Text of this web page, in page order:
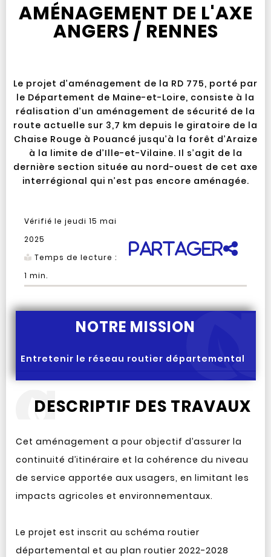
AMÉNAGEMENT DE L'AXE
ANGERS / RENNES
Le projet d’aménagement de la RD 775, porté par
le Département de Maine-et-Loire, consiste à la
réalisation d’un aménagement de sécurité de la
route actuelle sur 3,7 km depuis le giratoire de la
Chaise Rouge à Pouancé jusqu’à la forêt d’Araize
à la limite de d’Ille-et-Vilaine. Il s’agit de la
dernière section située au nord-ouest de cet axe
interrégional qui n’est pas encore aménagée.
Vérifié le jeudi 15 mai
2025
Temps de lecture :
1 min.
Partager
NOTRE MISSION
Entretenir le réseau routier départemental
DESCRIPTIF DES TRAVAUX
Cet aménagement a pour objectif d’assurer la
continuité d’itinéraire et la cohérence du niveau
de service apportée aux usagers, en limitant les
impacts agricoles et environnementaux.
Le projet est inscrit au schéma routier
départemental et au plan routier 2022-2028